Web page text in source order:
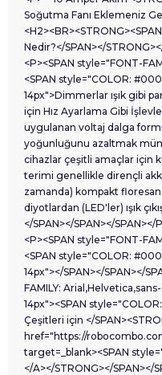
Soğutma Fanı Eklemeniz
Nedir?</SPAN></
<P><SPAN style="FONT-
<SPAN style="COLOR:
14px">Dimmerlar ışık gibi
için Hız Ayarlama Gibi
uygulanan voltaj dalga
yoğunluğunu azaltmak
cihazlar çeşitli amaçlar için
terimi genellikle dirençli
zamanda) kompakt floresan
diyotlardan (LED'ler) ışık
</SPAN></SPAN></SPAN></
<P><SPAN style="FONT-
<SPAN style="COLOR:
14px"></SPAN></SPAN></
FAMILY:
14px"><SPAN
Çeşitleri için </
href="https://
target=_blank><SPAN
</A></STRONG></SPAN></